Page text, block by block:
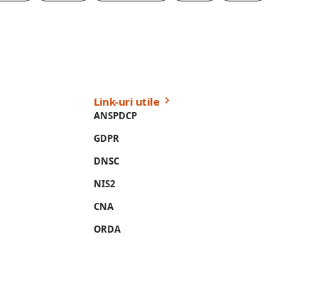
Link-uri utile
ANSPDCP
GDPR
DNSC
NIS2
CNA
ORDA